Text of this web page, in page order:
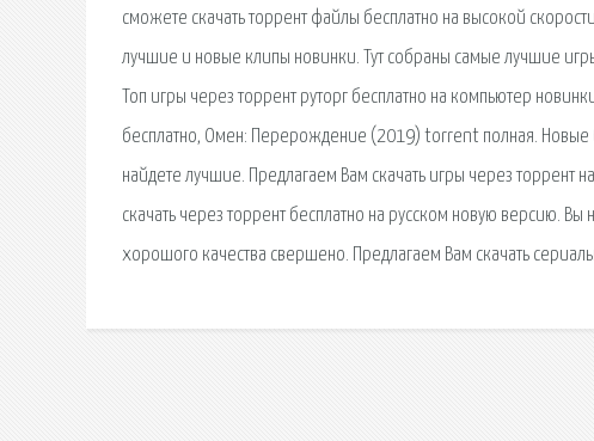
сможете скачать торрент файлы бесплатно на высокой
лучшие и новые клипы новинки. Тут собраны самые лучшие
Топ игры через торрент руторг бесплатно на компьютер
бесплатно, Омен: Перерождение (2019) torrent полная. Новые
найдете лучшие. Предлагаем Вам скачать игры через торрент
скачать через торрент бесплатно на русском новую версию.
хорошого качества свершено. Предлагаем Вам скачать